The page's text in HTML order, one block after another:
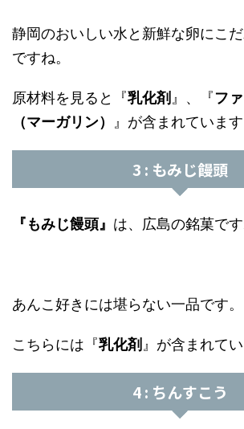
静岡のおいしい水と新鮮な卵にこ
ですね。
原材料を見ると『乳化剤 』、『フ
（マーガリン） 』が含まれています
3 : もみじ饅頭
『もみじ饅頭』 は、広島の銘菓です
あんこ好きには堪らない一品です。
こちらには『乳化剤 』が含まれてい
4 : ちんすこう